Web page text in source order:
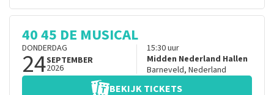
40 45 DE MUSICAL
DONDERDAG
24SEPTEMBER
2026
15:30uur
Midden Nederland Hallen
Barneveld, Nederland
BEKIJK TICKETS